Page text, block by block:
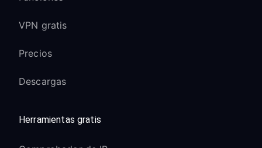
VPN gratis
Precios
Descargas
Herramientas gratis